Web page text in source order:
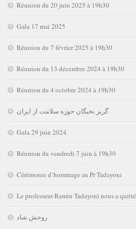
Réunion du 20 juin 2025 à 19h30
Gala 17 mai 2025
Réunion du 7 février 2025 à 19h30
Réunion du 13 décembre 2024 à 19h30
Réunion du 4 octobre 2024 à 19h30
گریز نخبگان حوزه سلامت از ایران
Gala 29 juin 2024
Réunion du vendredi 7 juin à 19h30
Cérémonie d’hommage au Pr Tadayoni
Le professeur Ramin Tadayoni nous a quitté
روحش شاد